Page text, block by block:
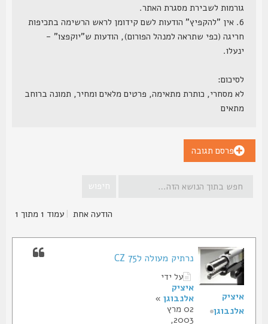
גורמות לשבירת מסגרת האתר.
6. אין "להקפיץ" הודעות לשם קידומן לראש הרשימה בתכיפות
חריגה (כפי שתראה למנהל הפורום), הודעות ש"יוקפצו" -
ינעלו.
לסיכום:
לא מסחרי, כותרת מתאימה, פרטים מלאים ומחיר, תמונה ברוחב
מתאים
פרסם תגובה
הודעה אחת |עמוד1מתוך1
נרתיק מעולה לCZ 75
על ידי
איציק
אלנבוגן»
02 מרץ
2003,
איציק
אלנבוגן